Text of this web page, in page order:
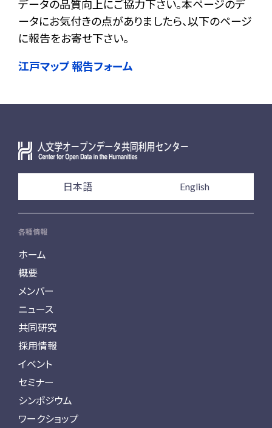
データの品質向上にご協力下さい。本ページのデ
ータにお気付きの点がありましたら、以下のページ
に報告をお寄せ下さい。
江戸マップ 報告フォーム
日本語 English
各種情報
ホーム
概要
メンバー
ニュース
共同研究
採用情報
イベント
セミナー
シンポジウム
ワークショップ